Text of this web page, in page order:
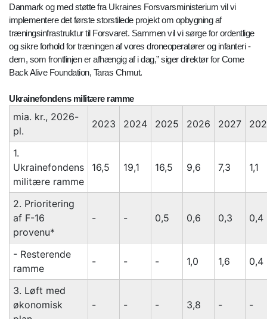
Danmark og med støtte fra Ukraines Forsvarsministerium vil vi
implementere det første storstilede projekt om opbygning af
træningsinfrastruktur til Forsvaret. Sammen vil vi sørge for ordentlige
og sikre forhold for træningen af ​​vores droneoperatører og infanteri -
dem, som frontlinjen er afhængig af i dag,” siger direktør for Come
Back Alive Foundation, Taras Chmut.
Ukrainefondens militære ramme
mia. kr., 2026-
pl.
2023 2024 2025 2026 2027
1.
Ukrainefondens
militære ramme
16,5 19,1 16,5 9,6 7,3 1,1
2. Prioritering
af F-16
provenu*
- - 0,5 0,6 0,3 0,4
- Resterende
ramme
- - - 1,0 1,6 0,4
3. Løft med
økonomisk
- - - 3,8 - -